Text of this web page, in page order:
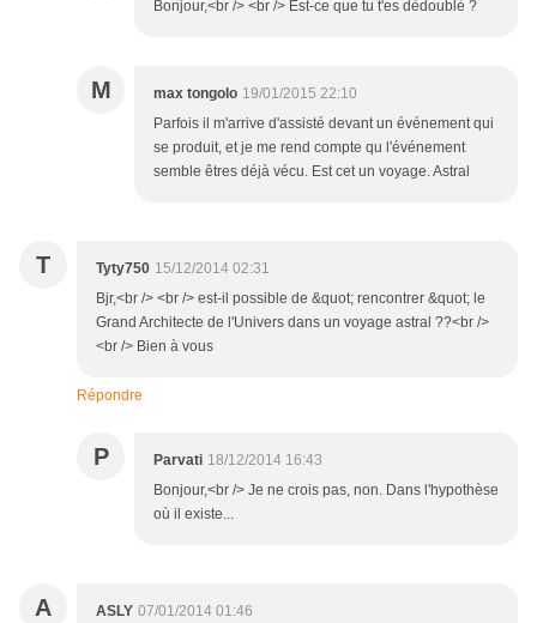
Bonjour,<br /> <br /> Est-ce que tu t'es dédoublé ?
M max tongolo 19/01/2015 22:10
Parfois il m'arrive d'assisté devant un événement qui
se produit, et je me rend compte qu l'événement
semble êtres déjà vécu. Est cet un voyage. Astral
T Tyty750 15/12/2014 02:31
Bjr,<br /> <br /> est-il possible de &quot; rencontrer &quot; le
Grand Architecte de l'Univers dans un voyage astral ??<br />
<br /> Bien à vous
Répondre
P Parvati 18/12/2014 16:43
Bonjour,<br /> Je ne crois pas, non. Dans l'hypothèse
où il existe...
A ASLY 07/01/2014 01:46